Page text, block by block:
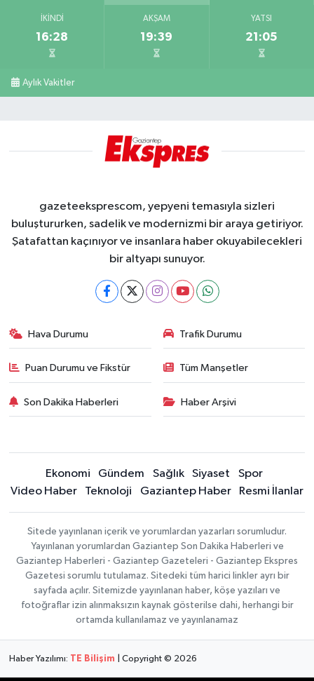
İKINDI
16:28
AKŞAM
19:39
YATSI
21:05
Aylık Vakitler
gazeteeksprescom, yepyeni temasıyla sizleri
buluştururken, sadelik ve modernizmi bir araya getiriyor.
Şatafattan kaçınıyor ve insanlara haber okuyabilecekleri
bir altyapı sunuyor.
Hava Durumu Trafik Durumu
Puan Durumu ve Fikstür Tüm Manşetler
Son Dakika Haberleri Haber Arşivi
Ekonomi Gündem Sağlık Siyaset
Spor
Video Haber
Teknoloji Gaziantep Haber Resmi İlanlar
Sitede yayınlanan içerik ve yorumlardan yazarları sorumludur.
Yayınlanan yorumlardan Gaziantep Son Dakika Haberleri ve
Gaziantep Haberleri - Gaziantep Gazeteleri - Gaziantep Ekspres
Gazetesi sorumlu tutulamaz. Sitedeki tüm harici linkler ayrı bir
sayfada açılır. Sitemizde yayınlanan haber, köşe yazıları ve
fotoğraflar izin alınmaksızın kaynak gösterilse dahi, herhangi bir
ortamda kullanılamaz ve yayınlanamaz
Haber Yazılımı: TE Bilişim | Copyright © 2026